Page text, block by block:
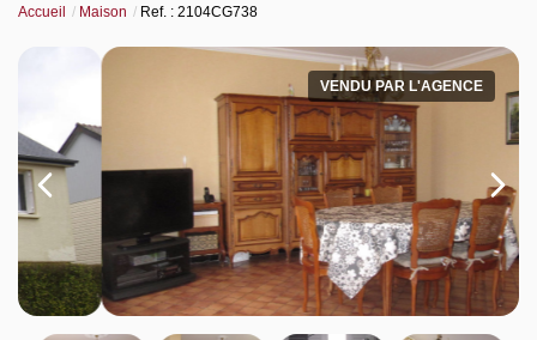
Gerer
Syndic
Notre agence
Accueil Maison Ref. : 2104CG738
VENDU PAR L'AGENCE